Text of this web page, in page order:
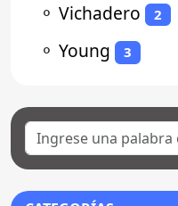
⚬ Vichadero 2
⚬ Young 3